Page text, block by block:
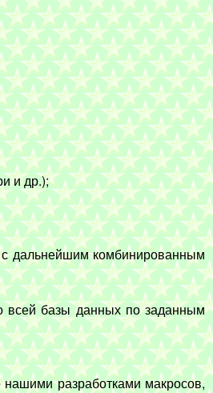
и др.);
дальнейшим комбинированным
всей базы данных по заданным
разработками макросов,